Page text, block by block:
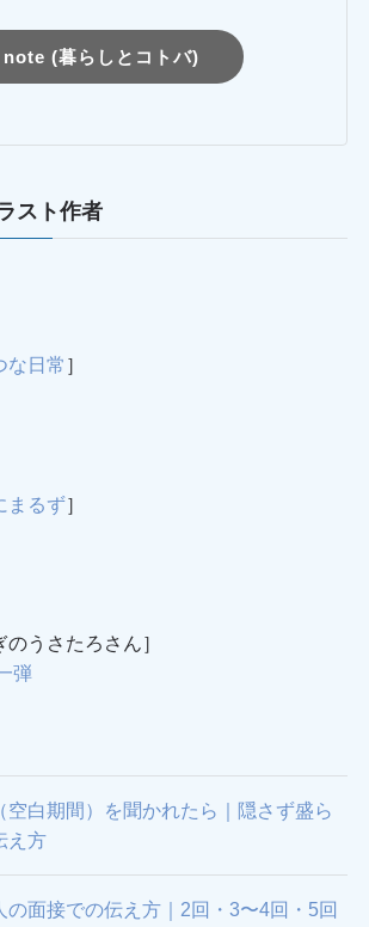
note (暮らしとコトバ)
スト作者
な日常 ］
まるず］
のうさたろさん］
弾
空白期間）を聞かれたら｜隠さず盛ら
え方
の面接での伝え方｜2回・3〜4回・5回